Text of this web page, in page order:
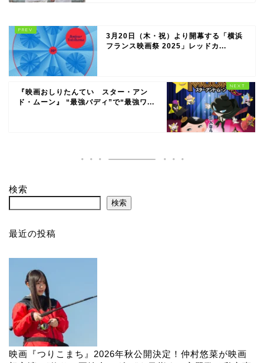
3月20日（木・祝）より開幕する「横浜
フランス映画祭 2025」レッドカ...
『映画おしりたんてい スター・アン
ド・ムーン』 “最強バディ”で“最強ワ...
検索
検索
最近の投稿
映画『つりこまち』2026年秋公開決定！仲村悠菜が映画